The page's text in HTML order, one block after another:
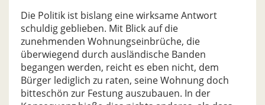
Die Politik ist bislang eine wirksame Antwort
schuldig geblieben. Mit Blick auf die
zunehmenden Wohnungseinbrüche, die
überwiegend durch ausländische Banden
begangen werden, reicht es eben nicht, dem
Bürger lediglich zu raten, seine Wohnung doch
bitteschön zur Festung auszubauen. In der